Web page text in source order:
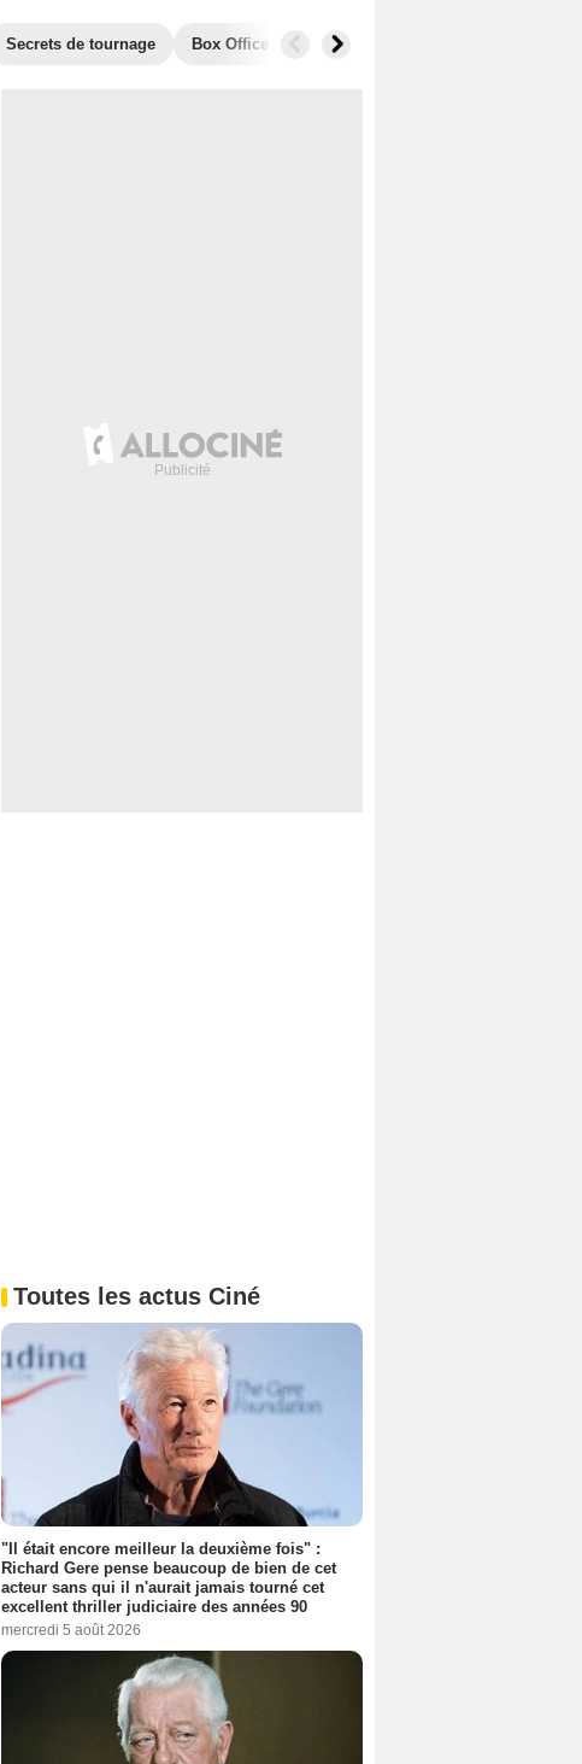
Secrets de tournage Box Office Films similaires
Toutes les actus Ciné
"Il était encore meilleur la deuxième fois" :
Richard Gere pense beaucoup de bien de cet
acteur sans qui il n'aurait jamais tourné cet
excellent thriller judiciaire des années 90
mercredi 5 août 2026